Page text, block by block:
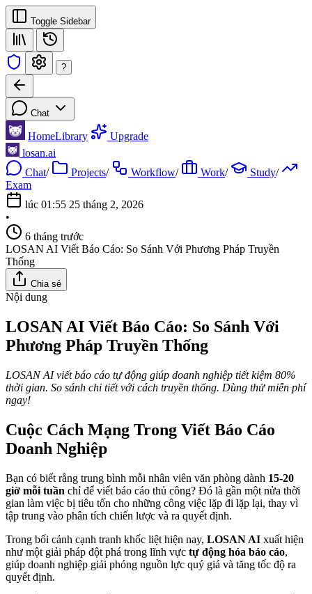
Toggle Sidebar
?
Chat
HomeLibrary
Upgrade
losan.ai
Chat/ Projects/ Workflow/ Work/ Study/
Exam
lúc 01:55 25 tháng 2, 2026
•
6 tháng trước
LOSAN AI Viết Báo Cáo: So Sánh Với Phương Pháp Truyền
Thống
Chia sẻ
Nội dung
LOSAN AI Viết Báo Cáo: So Sánh Với
Phương Pháp Truyền Thống
LOSAN AI viết báo cáo tự động giúp doanh nghiệp tiết kiệm 80%
thời gian. So sánh chi tiết với cách truyền thống. Dùng thử miễn phí
ngay!
Cuộc Cách Mạng Trong Viết Báo Cáo
Doanh Nghiệp
Bạn có biết rằng trung bình mỗi nhân viên văn phòng dành 15-20
giờ mỗi tuần chỉ để viết báo cáo thủ công? Đó là gần một nửa thời
gian làm việc bị tiêu tốn cho những công việc lặp đi lặp lại, thay vì
tập trung vào phân tích chiến lược và ra quyết định.
Trong bối cảnh cạnh tranh khốc liệt hiện nay, LOSAN AI xuất hiện
như một giải pháp đột phá trong lĩnh vực tự động hóa báo cáo,
giúp doanh nghiệp giải phóng nguồn lực quý giá và tăng tốc độ ra
quyết định.